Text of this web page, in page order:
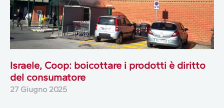
Israele, Coop: boicottare i prodotti è diritto
del consumatore
27 Giugno 2025